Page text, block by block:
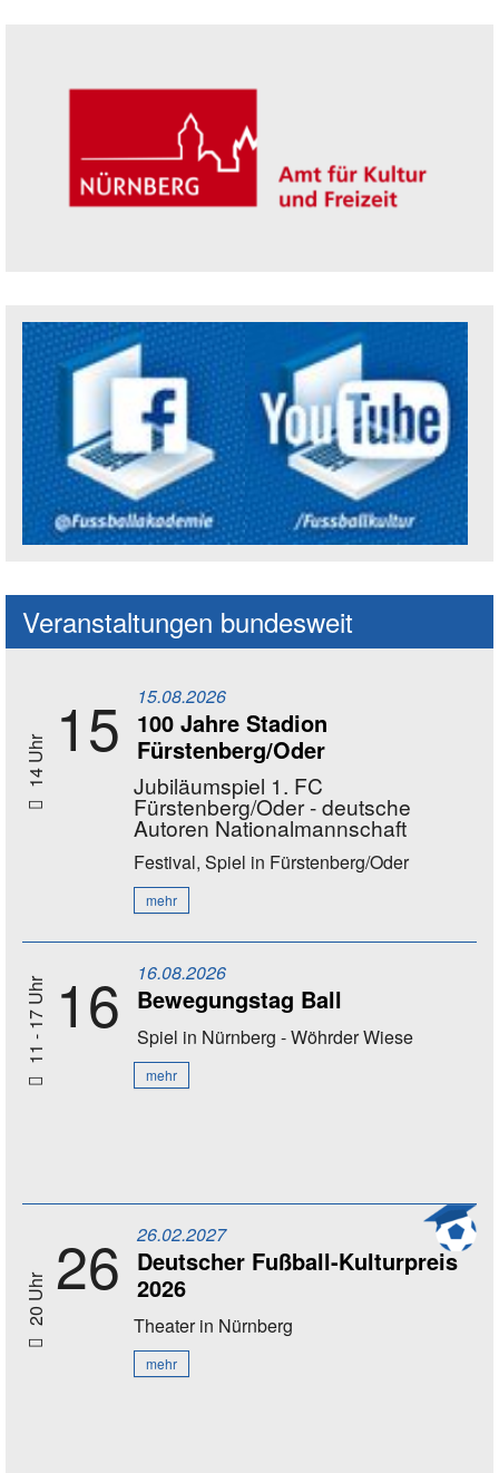
Social Media Kanäle der Akademie
Veranstaltungen bundesweit
14 Uhr 15 15.08.2026
100 Jahre Stadion
Fürstenberg/Oder
Jubiläumspiel 1. FC
Fürstenberg/Oder - deutsche
Autoren Nationalmannschaft
Festival, Spiel in Fürstenberg/Oder
mehr
11 - 17 Uhr 16 16.08.2026
Bewegungstag Ball
Spiel in Nürnberg - Wöhrder Wiese
mehr
20 Uhr 26 26.02.2027
Deutscher Fußball-Kulturpreis
2026
Theaterin Nürnberg
mehr